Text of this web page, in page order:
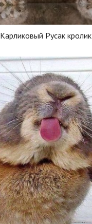
Карликовый Русак кролик